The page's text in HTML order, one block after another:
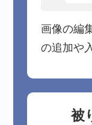
画像の編
の追加や
被